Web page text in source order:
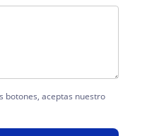
botones, aceptas nuestro